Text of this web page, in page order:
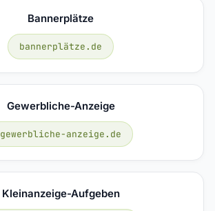
Bannerplätze
bannerplätze.de
Gewerbliche-Anzeige
gewerbliche-anzeige.de
Kleinanzeige-Aufgeben